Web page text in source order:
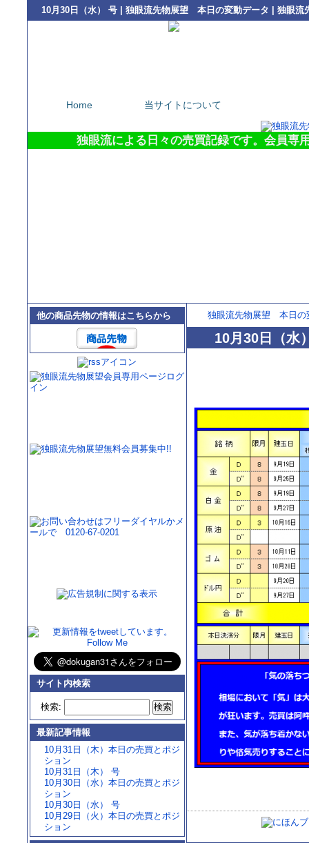
10月30日（水） 号 | 独眼流先物展望 本日の変動データ | 独眼
Home 当サイトについて
独眼流による日々の売買記録です。会員専
独眼流先物展望 本日の
10月30日（水
他の商品先物の情報はこちらから
サイト内検索
検索:
最新記事情報
10月31日（木）本日の売買とポジ
ション
10月31日（木） 号
10月30日（水）本日の売買とポジ
ション
10月30日（水） 号
10月29日（火）本日の売買とポジ
ション